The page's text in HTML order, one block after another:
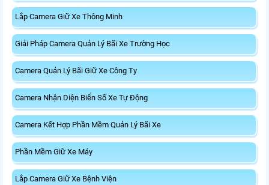
Lắp Camera Giữ Xe Thông Minh
Giải Pháp Camera Quản Lý Bãi Xe Trường Học
Camera Quản Lý Bãi Giữ Xe Công Ty
Camera Nhận Diện Biển Số Xe Tự Động
Camera Kết Hợp Phần Mềm Quản Lý Bãi Xe
Phần Mềm Giữ Xe Máy
Lắp Camera Giữ Xe Bệnh Viện